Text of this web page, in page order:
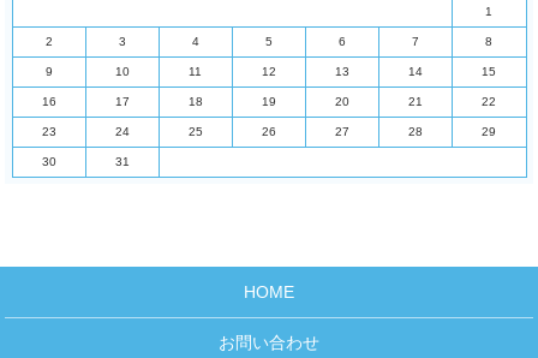
1
2 3 4 5 6 7 8
9 10 11 12 13 14 15
16 17 18 19 20 21 22
23 24 25 26 27 28 29
30 31
HOME
お問い合わせ